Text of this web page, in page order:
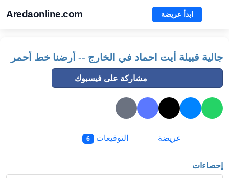
Aredaonline.com ابدأ عريضة
جالية قبيلة أيت احماد في الخارج -- أرضنا خط أحمر
مشاركة على فيسبوك
عريضة التوقيعات 6
إحصاءات